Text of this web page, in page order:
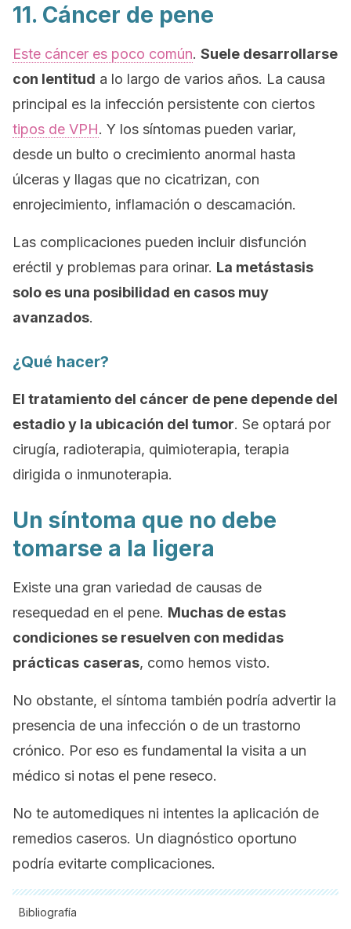
11. Cáncer de pene
Este cáncer es poco común. Suele desarrollarse
con lentitud a lo largo de varios años. La causa
principal es la infección persistente con ciertos
tipos de VPH. Y los síntomas pueden variar,
desde un bulto o crecimiento anormal hasta
úlceras y llagas que no cicatrizan, con
enrojecimiento, inflamación o descamación.
Las complicaciones pueden incluir disfunción
eréctil y problemas para orinar. La metástasis
solo es una posibilidad en casos muy
avanzados.
¿Qué hacer?
El tratamiento del cáncer de pene depende del
estadio y la ubicación del tumor. Se optará por
cirugía, radioterapia, quimioterapia, terapia
dirigida o inmunoterapia.
Un síntoma que no debe
tomarse a la ligera
Existe una gran variedad de causas de
resequedad en el pene. Muchas de estas
condiciones se resuelven con medidas
prácticas caseras, como hemos visto.
No obstante, el síntoma también podría advertir la
presencia de una infección o de un trastorno
crónico. Por eso es fundamental la visita a un
médico si notas el pene reseco.
No te automediques ni intentes la aplicación de
remedios caseros. Un diagnóstico oportuno
podría evitarte complicaciones.
Bibliografía